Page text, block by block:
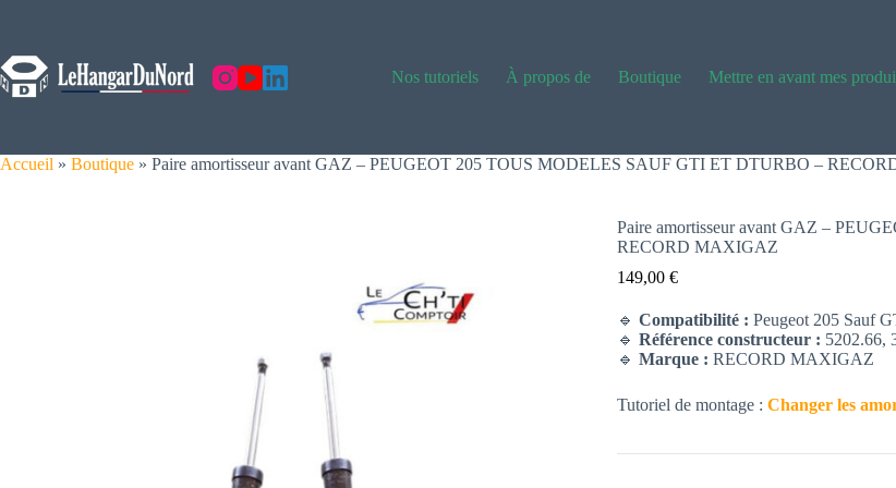
Nos tutoriels
À propos de Boutique Mettre en avant mes
Accueil » Boutique » Paire amortisseur avant GAZ – PEUGEOT 205 TOUS MODELES SAUF GTI ET DTURBO –
Paire amortisseur avant GAZ –
RECORD MAXIGAZ
149,00€
🔹Compatibilité : Peugeot 205 Sauf
🔹Référence constructeur : 5202.66,
🔹Marque : RECORD MAXIGAZ
Tutoriel de montage :Changer les